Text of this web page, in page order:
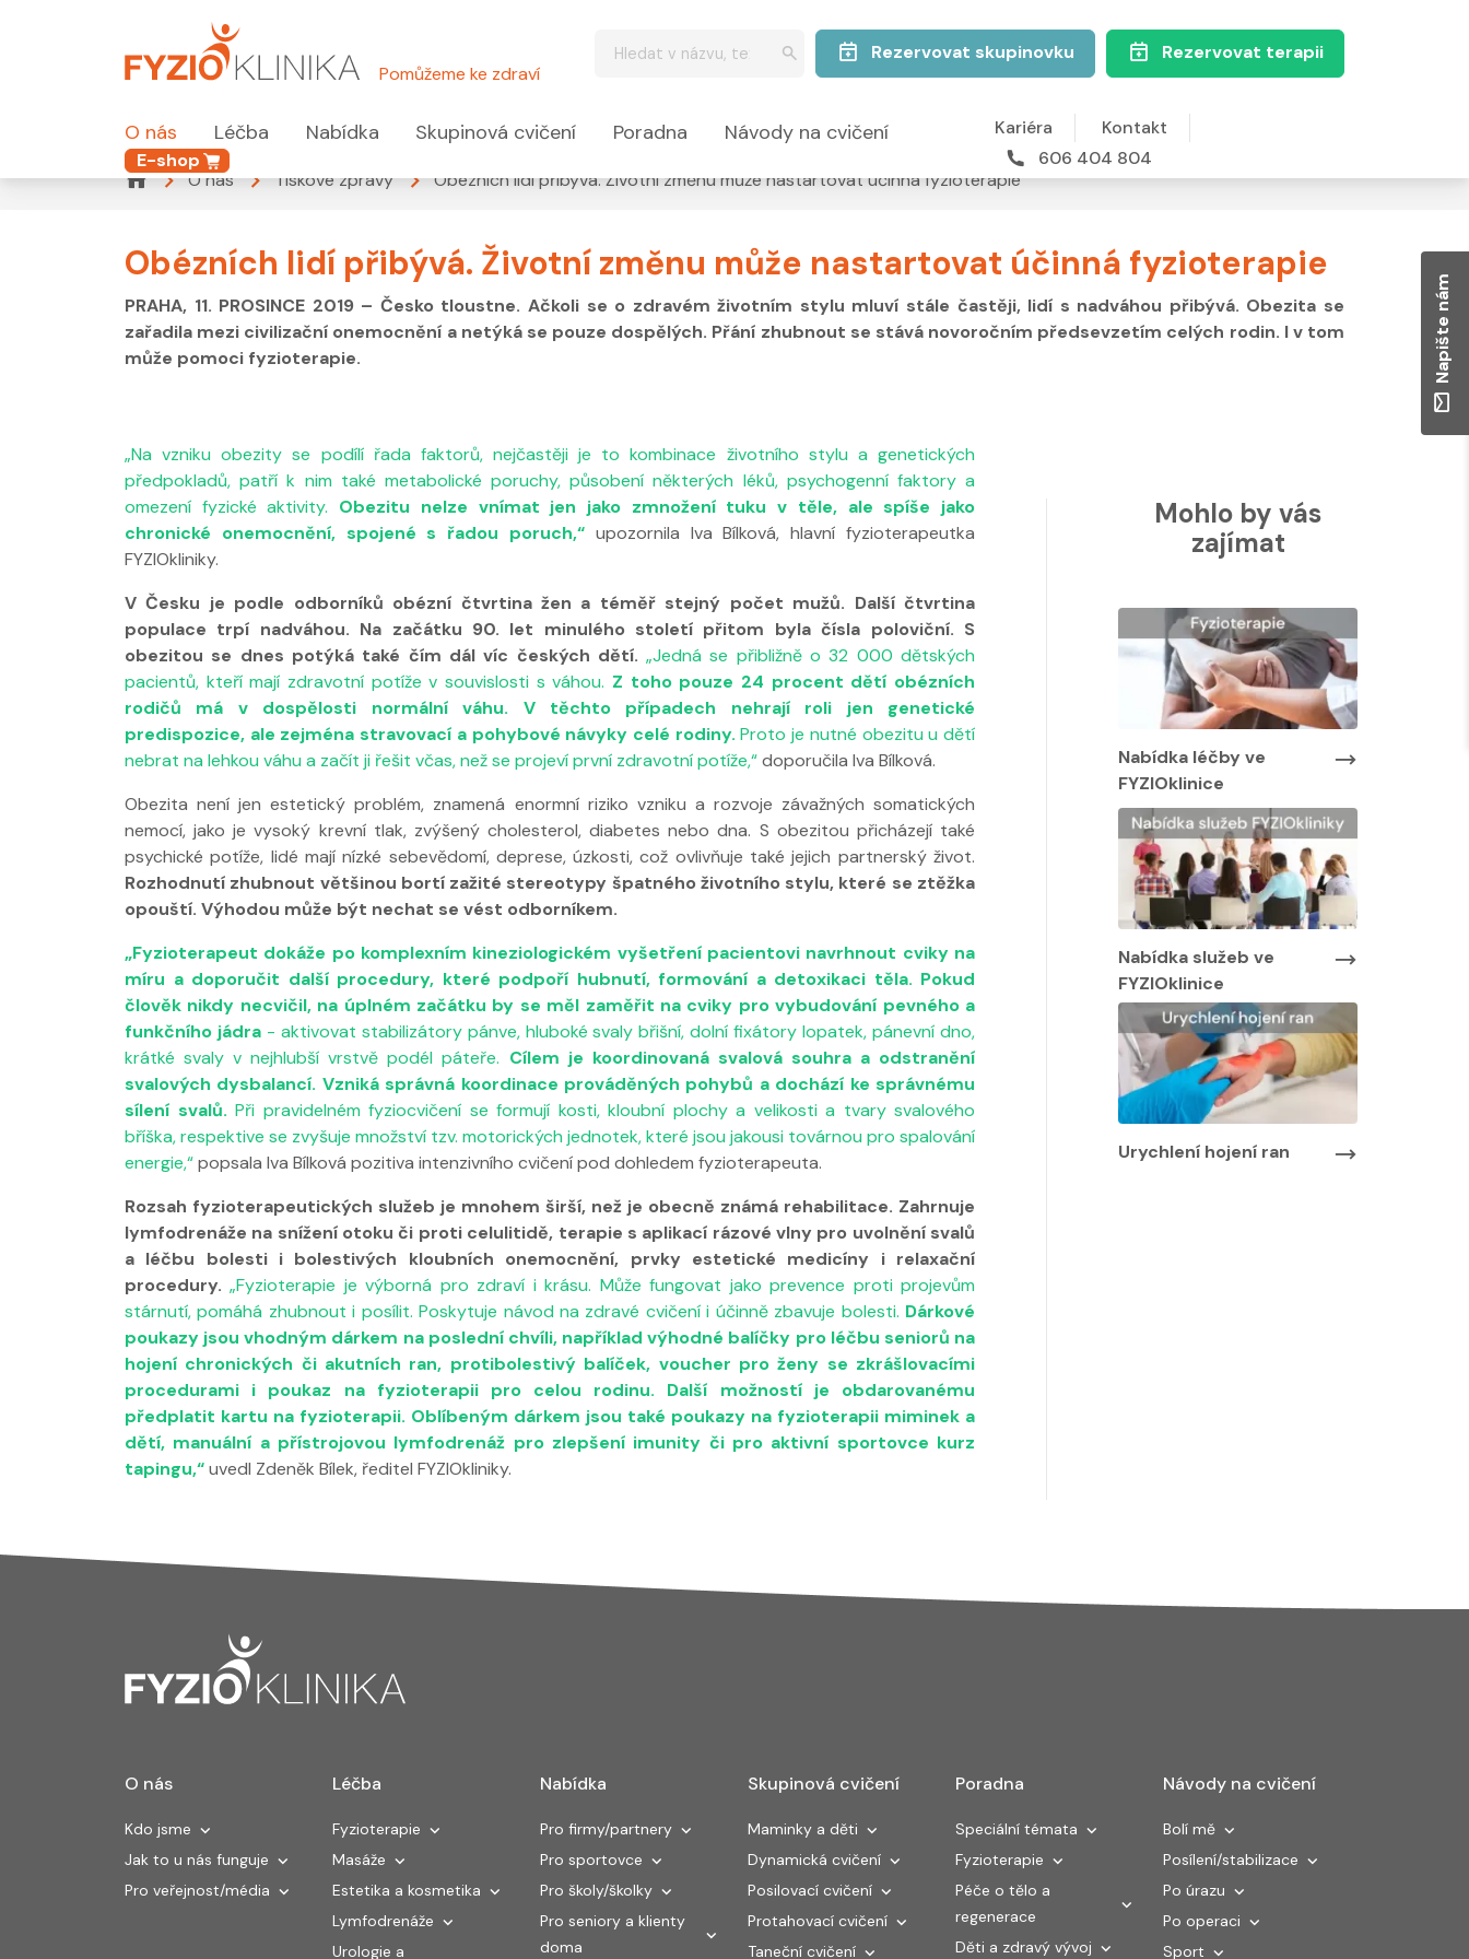
Pomůžeme ke zdraví
Rezervovat skupinovku Rezervovat terapii
O nás Léčba Nabídka Skupinová cvičení Poradna Návody na cvičení
E-shop
Kariéra
Kontakt
606 404 804
O nás
Tiskové zprávy Obézních lidí přibývá. Životní změnu může nastartovat účinná fyzioterapie
Obézních lidí přibývá. Životní změnu může nastartovat účinná fyzioterapie
PRAHA, 11. PROSINCE 2019 – Česko tloustne. Ačkoli se o zdravém životním stylu mluví stále častěji, lidí s nadváhou přibývá. Obezita se
zařadila mezi civilizační onemocnění a netýká se pouze dospělých. Přání zhubnout se stává novoročním předsevzetím celých rodin. I v tom
může pomoci fyzioterapie.
„Na vzniku obezity se podílí řada faktorů, nejčastěji je to kombinace životního stylu a genetických
předpokladů, patří k nim také metabolické poruchy, působení některých léků, psychogenní faktory a
omezení fyzické aktivity. Obezitu nelze vnímat jen jako zmnožení tuku v těle, ale spíše jako
chronické onemocnění, spojené s řadou poruch,“ upozornila Iva Bílková, hlavní fyzioterapeutka
FYZIOkliniky.
V Česku je podle odborníků obézní čtvrtina žen a téměř stejný počet mužů. Další čtvrtina
populace trpí nadváhou. Na začátku 90. let minulého století přitom byla čísla poloviční. S
obezitou se dnes potýká také čím dál víc českých dětí. „Jedná se přibližně o 32 000 dětských
pacientů, kteří mají zdravotní potíže v souvislosti s váhou. Z toho pouze 24 procent dětí obézních
rodičů má v dospělosti normální váhu. V těchto případech nehrají roli jen genetické
predispozice, ale zejména stravovací a pohybové návyky celé rodiny. Proto je nutné obezitu u dětí
nebrat na lehkou váhu a začít ji řešit včas, než se projeví první zdravotní potíže,“doporučila Iva Bílková.
Obezita není jen estetický problém, znamená enormní riziko vzniku a rozvoje závažných somatických
nemocí, jako je vysoký krevní tlak, zvýšený cholesterol, diabetes nebo dna. S obezitou přicházejí také
psychické potíže, lidé mají nízké sebevědomí, deprese, úzkosti, což ovlivňuje také jejich partnerský život.
Rozhodnutí zhubnout většinou bortí zažité stereotypy špatného životního stylu, které se ztěžka
opouští. Výhodou může být nechat se vést odborníkem.
„Fyzioterapeut dokáže po komplexním kineziologickém vyšetření pacientovi navrhnout cviky na
míru a doporučit další procedury, které podpoří hubnutí, formování a detoxikaci těla. Pokud
člověk nikdy necvičil, na úplném začátku by se měl zaměřit na cviky pro vybudování pevného a
funkčního jádra- aktivovat stabilizátory pánve, hluboké svaly břišní, dolní fixátory lopatek, pánevní dno,
krátké svaly v nejhlubší vrstvě podél páteře. Cílem je koordinovaná svalová souhra a odstranění
svalových dysbalancí. Vzniká správná koordinace prováděných pohybů a dochází ke správnému
sílení svalů. Při pravidelném fyziocvičení se formují kosti, kloubní plochy a velikosti a tvary svalového
bříška, respektive se zvyšuje množství tzv. motorických jednotek, které jsou jakousi továrnou pro spalování
energie,“popsala Iva Bílková pozitiva intenzivního cvičení pod dohledem fyzioterapeuta.
Rozsah fyzioterapeutických služeb je mnohem širší, než je obecně známá rehabilitace. Zahrnuje
lymfodrenáže na snížení otoku či proti celulitidě, terapie s aplikací rázové vlny pro uvolnění svalů
a léčbu bolesti i bolestivých kloubních onemocnění, prvky estetické medicíny i relaxační
procedury. „Fyzioterapie je výborná pro zdraví i krásu. Může fungovat jako prevence proti projevům
stárnutí, pomáhá zhubnout i posílit. Poskytuje návod na zdravé cvičení i účinně zbavuje bolesti. Dárkové
poukazy jsou vhodným dárkem na poslední chvíli, například výhodné balíčky pro léčbu seniorů na
hojení chronických či akutních ran, protibolestivý balíček, voucher pro ženy se zkrášlovacími
procedurami i poukaz na fyzioterapii pro celou rodinu. Další možností je obdarovanému
předplatit kartu na fyzioterapii. Oblíbeným dárkem jsou také poukazy na fyzioterapii miminek a
dětí, manuální a přístrojovou lymfodrenáž pro zlepšení imunity či pro aktivní sportovce kurz
tapingu,“uvedl Zdeněk Bílek, ředitel FYZIOkliniky.
Mohlo by vás
zajímat
Nabídka léčby ve
FYZIOklinice
Nabídka léčby ve
FYZIOklinice
Nabídka léčby ve
Nabídka léčby ve
FYZIOklinice
Nabídka služeb ve
FYZIOklinice
Urychlení hojení ran
Napište nám
O nás
Kdo jsme
Jak to u nás funguje
Pro veřejnost/média
Léčba
Fyzioterapie
Masáže
Estetika a kosmetika
Lymfodrenáže
Urologie a
Nabídka
Pro firmy/partnery
Pro sportovce
Pro školy/školky
Pro seniory a klienty
doma
Skupinová cvičení
Maminky a děti
Dynamická cvičení
Posilovací cvičení
Protahovací cvičení
Taneční cvičení
Poradna
Speciální témata
Fyzioterapie
Péče o tělo a
regenerace
Děti a zdravý vývoj
Návody na cvičení
Bolí mě
Posílení/stabilizace
Po úrazu
Po operaci
Sport